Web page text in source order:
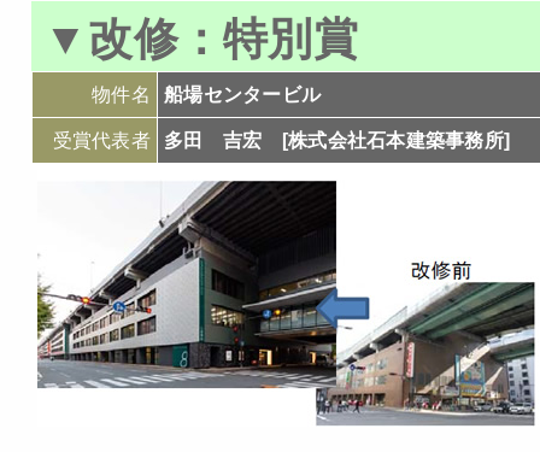
▼ 改修：特別賞
物件名 船場センタービル
受賞代表者 多田 吉宏 [株式会社石本建築事務所]